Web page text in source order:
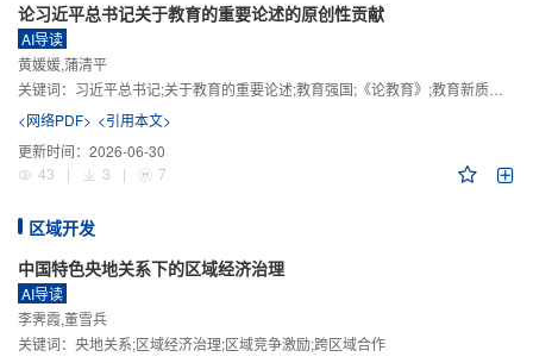
论习近平总书记关于教育的重要论述的原创性贡献
AI导读
黄媛媛,蒲清平
关键词： 习近平总书记;关于教育的重要论述;教育强国;《论教育》;教育新质生产力;教育人工智能
<网络PDF> <引用本文>
更新时间： 2026-06-30
43
| 3 | 7
区域开发
中国特色央地关系下的区域经济治理
AI导读
李霁霞,董雪兵
关键词： 央地关系;区域经济治理;区域竞争激励;跨区域合作